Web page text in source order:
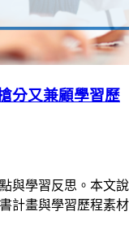
分又兼顧學習歷
與學習反思。本文說
計畫與學習歷程素材